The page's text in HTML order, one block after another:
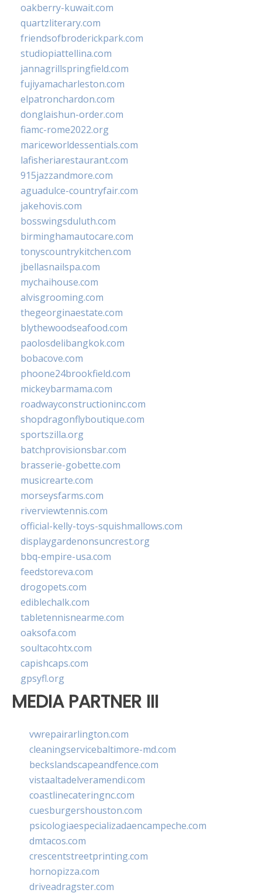
oakberry-kuwait.com
quartzliterary.com
friendsofbroderickpark.com
studiopiattellina.com
jannagrillspringfield.com
fujiyamacharleston.com
elpatronchardon.com
donglaishun-order.com
fiamc-rome2022.org
mariceworldessentials.com
lafisheriarestaurant.com
915jazzandmore.com
aguadulce-countryfair.com
jakehovis.com
bosswingsduluth.com
birminghamautocare.com
tonyscountrykitchen.com
jbellasnailspa.com
mychaihouse.com
alvisgrooming.com
thegeorginaestate.com
blythewoodseafood.com
paolosdelibangkok.com
bobacove.com
phoone24brookfield.com
mickeybarmama.com
roadwayconstructioninc.com
shopdragonflyboutique.com
sportszilla.org
batchprovisionsbar.com
brasserie-gobette.com
musicrearte.com
morseysfarms.com
riverviewtennis.com
official-kelly-toys-squishmallows.com
displaygardenonsuncrest.org
bbq-empire-usa.com
feedstoreva.com
drogopets.com
ediblechalk.com
tabletennisnearme.com
oaksofa.com
soultacohtx.com
capishcaps.com
gpsyfl.org
MEDIA PARTNER III
vwrepairarlington.com
cleaningservicebaltimore-md.com
beckslandscapeandfence.com
vistaaltadelveramendi.com
coastlinecateringnc.com
cuesburgershouston.com
psicologiaespecializadaencampeche.com
dmtacos.com
crescentstreetprinting.com
hornopizza.com
driveadragster.com